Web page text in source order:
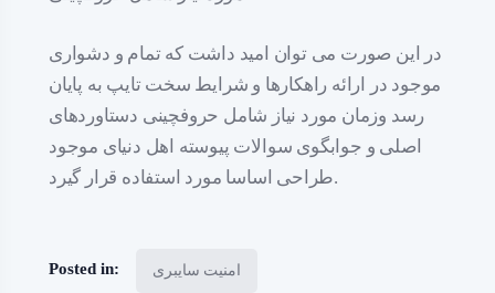
در این صورت می توان امید داشت که تمام و دشواری
موجود در ارائه راهکارها و شرایط سخت تایپ به پایان
رسد وزمان مورد نیاز شامل حروفچینی دستاوردهای
اصلی و جوابگوی سوالات پیوسته اهل دنیای موجود
طراحی اساسا مورد استفاده قرار گیرد.
Posted in: امنیت سایبری